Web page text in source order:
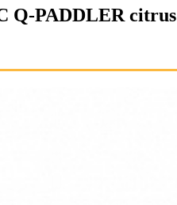
PADDLER citrus